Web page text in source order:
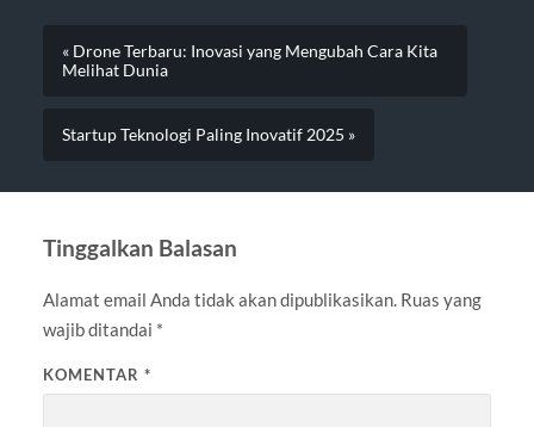
« Drone Terbaru: Inovasi yang Mengubah Cara Kita
Melihat Dunia
Startup Teknologi Paling Inovatif 2025 »
Tinggalkan Balasan
Alamat email Anda tidak akan dipublikasikan. Ruas yang
wajib ditandai *
KOMENTAR *